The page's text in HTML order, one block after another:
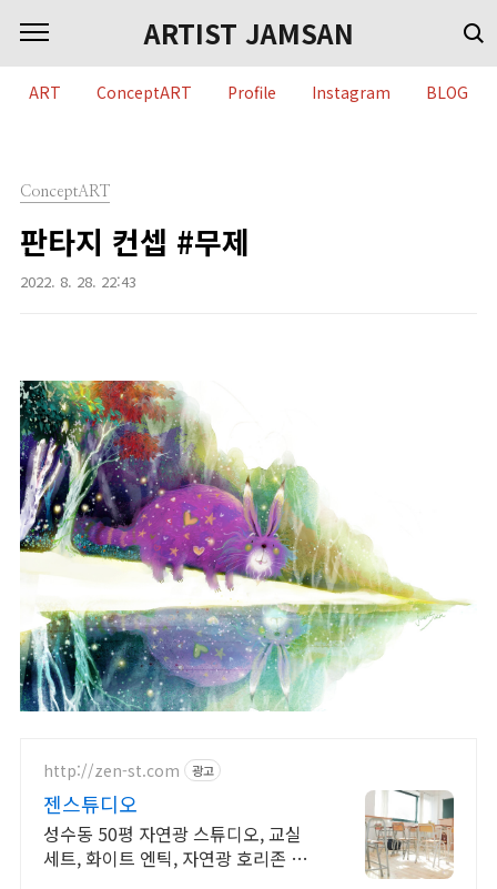
ARTIST JAMSAN
ART ConceptART Profile Instagram BLOG
ConceptART
판타지 컨셉 #무제
2022. 8. 28. 22:43
http://zen-st.com 광고
젠스튜디오
성수동 50평 자연광 스튜디오, 교실
세트, 화이트 엔틱, 자연광 호리존 스